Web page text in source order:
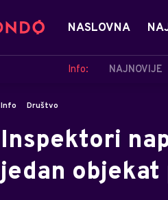
NASLOVNA
Info: NAJNOVIJE
Info Društvo
Inspektori
jedan